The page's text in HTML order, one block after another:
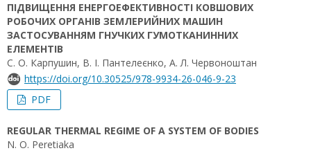
ПІДВИЩЕННЯ ЕНЕРГОЕФЕКТИВНОСТІ КОВШОВИХ
РОБОЧИХ ОРГАНІВ ЗЕМЛЕРИЙНИХ МАШИН
ЗАСТОСУВАННЯМ ГНУЧКИХ ГУМОТКАНИННИХ
ЕЛЕМЕНТІВ
С. О. Карпушин, В. І. Пантелеєнко, А. Л. Червоноштан
https://doi.org/10.30525/978-9934-26-046-9-23
PDF
REGULAR THERMAL REGIME OF A SYSTEM OF BODIES
N. O. Peretiaka